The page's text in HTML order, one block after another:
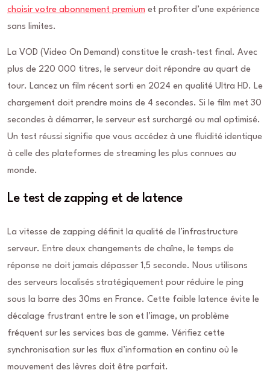
choisir votre abonnement premium et profiter d’une expérience
sans limites.
La VOD (Video On Demand) constitue le crash-test final. Avec
plus de 220 000 titres, le serveur doit répondre au quart de
tour. Lancez un film récent sorti en 2024 en qualité Ultra HD. Le
chargement doit prendre moins de 4 secondes. Si le film met 30
secondes à démarrer, le serveur est surchargé ou mal optimisé.
Un test réussi signifie que vous accédez à une fluidité identique
à celle des plateformes de streaming les plus connues au
monde.
Le test de zapping et de latence
La vitesse de zapping définit la qualité de l’infrastructure
serveur. Entre deux changements de chaîne, le temps de
réponse ne doit jamais dépasser 1,5 seconde. Nous utilisons
des serveurs localisés stratégiquement pour réduire le ping
sous la barre des 30ms en France. Cette faible latence évite le
décalage frustrant entre le son et l’image, un problème
fréquent sur les services bas de gamme. Vérifiez cette
synchronisation sur les flux d’information en continu où le
mouvement des lèvres doit être parfait.